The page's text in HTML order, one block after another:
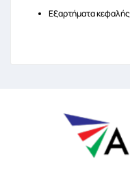
Εξαρτήματα